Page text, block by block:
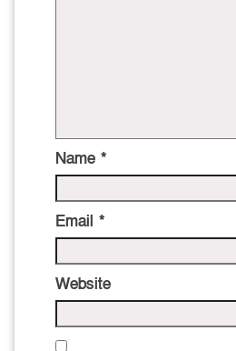
Name *
Email *
Website